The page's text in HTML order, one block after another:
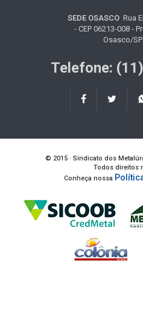
SEDE OSASCORua
- CEP 06213-008 -
Osasco/SP
Telefone:
© 2015 · Sindicato dos
Todos direitos
Conheça nossa